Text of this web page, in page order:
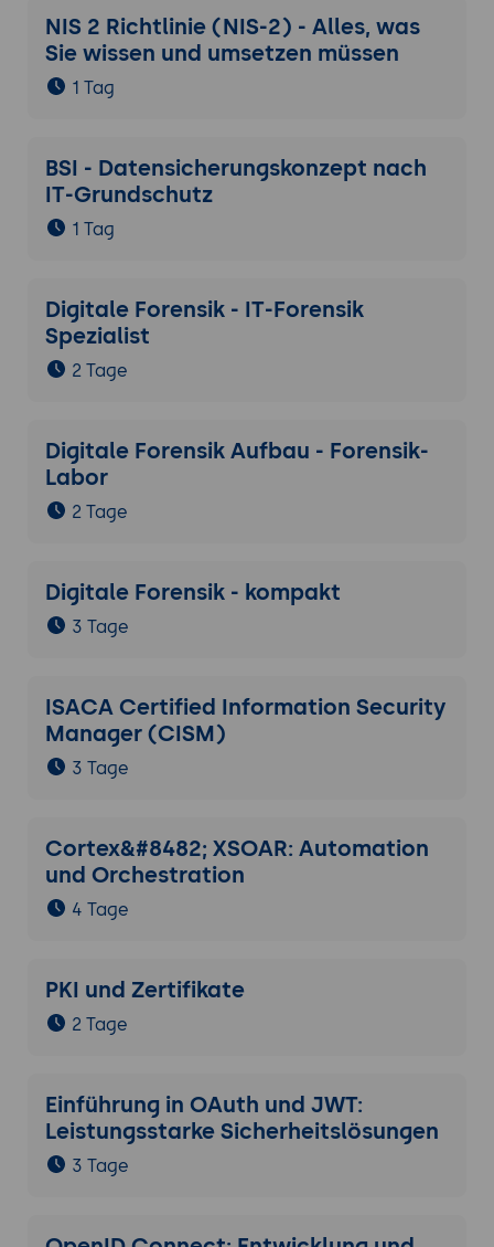
NIS 2 Richtlinie (NIS-2) - Alles, was
Sie wissen und umsetzen müssen
1 Tag
BSI - Datensicherungskonzept nach
IT-Grundschutz
1 Tag
Digitale Forensik - IT-Forensik
Spezialist
2 Tage
Digitale Forensik Aufbau - Forensik-
Labor
2 Tage
Digitale Forensik - kompakt
3 Tage
ISACA Certified Information Security
Manager (CISM)
3 Tage
Cortex&#8482; XSOAR: Automation
und Orchestration
4 Tage
PKI und Zertifikate
2 Tage
Einführung in OAuth und JWT:
Leistungsstarke Sicherheitslösungen
3 Tage